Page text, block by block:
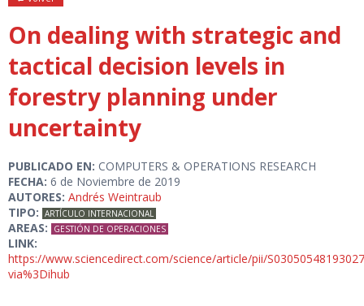
On dealing with strategic and
tactical decision levels in
forestry planning under
uncertainty
PUBLICADO EN: COMPUTERS & OPERATIONS RESEARCH
FECHA: 6 de Noviembre de 2019
AUTORES: Andrés Weintraub
TIPO: ARTÍCULO INTERNACIONAL
AREAS: GESTIÓN DE OPERACIONES
LINK:
https://www.sciencedirect.com/science/article/pii/
via%3Dihub